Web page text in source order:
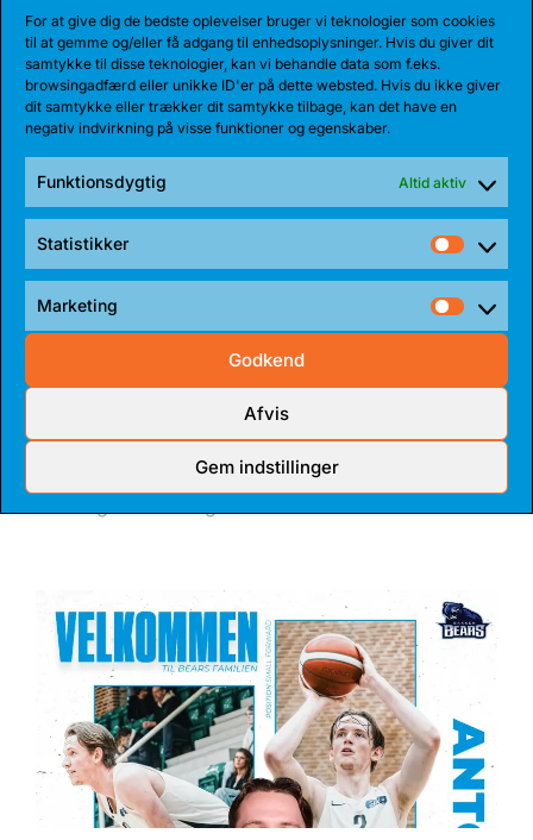
For at give dig de bedste oplevelser bruger vi teknologier som cookies
til at gemme og/eller få adgang til enhedsoplysninger. Hvis du giver dit
samtykke til disse teknologier, kan vi behandle data som f.eks.
browsingadfærd eller unikke ID'er på dette websted. Hvis du ikke giver
dit samtykke eller trækker dit samtykke tilbage, kan det have en
negativ indvirkning på visse funktioner og egenskaber.
Funktionsdygtig Altid aktiv
Statistikker
Marketing
Godkend
Afvis
Gem indstillinger
Bakken Bears har indgået en etårig aftale med
Jarnel Rancy. Rancy har skrevet sig...
BEARS HENTER ATLETISK GUARD
Den 185 cm høje amerikanske guard, Myles Corey,